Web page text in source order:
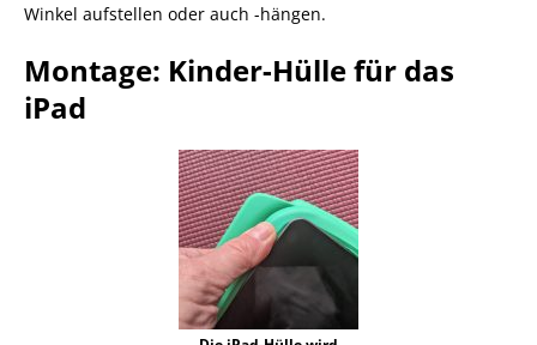
Winkel aufstellen oder auch -hängen.
Montage: Kinder-Hülle für das
iPad